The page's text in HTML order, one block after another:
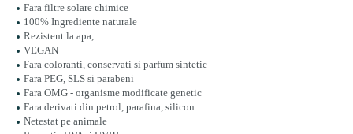
Fara filtre solare chimice
100% Ingrediente naturale
Rezistent la apa,
VEGAN
Fara coloranti, conservati si parfum sintetic
Fara PEG, SLS si parabeni
Fara OMG - organisme modificate genetic
Fara derivati din petrol, parafina, silicon
Netestat pe animale